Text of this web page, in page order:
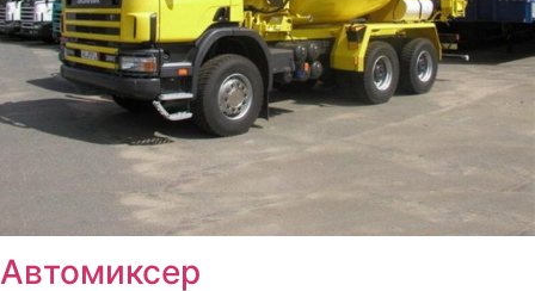
Автомиксер